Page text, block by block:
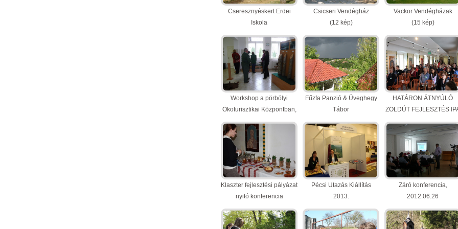
Cseresznyéskert Erdei
Iskola
(6 kép)
Csicseri Vendégház
(12 kép)
Vackor Vendégházak
(15 kép)
Workshop a pörbölyi
Ökoturisztikai Központban,
2013.04.05-06.
(19 kép)
Fűzfa Panzió & Üveghegy
Tábor
(24 kép)
HATÁRON ÁTNYÚLÓ
ZÖLDÚT FEJLESZTÉS
projekt nyitó konferencia
(14 kép)
Klaszter fejlesztési pályázat
nyitó konferencia
2013.03.09
(10 kép)
Pécsi Utazás Kiállítás
2013.
(13 kép)
Záró konferencia,
2012.06.26
(10 kép)